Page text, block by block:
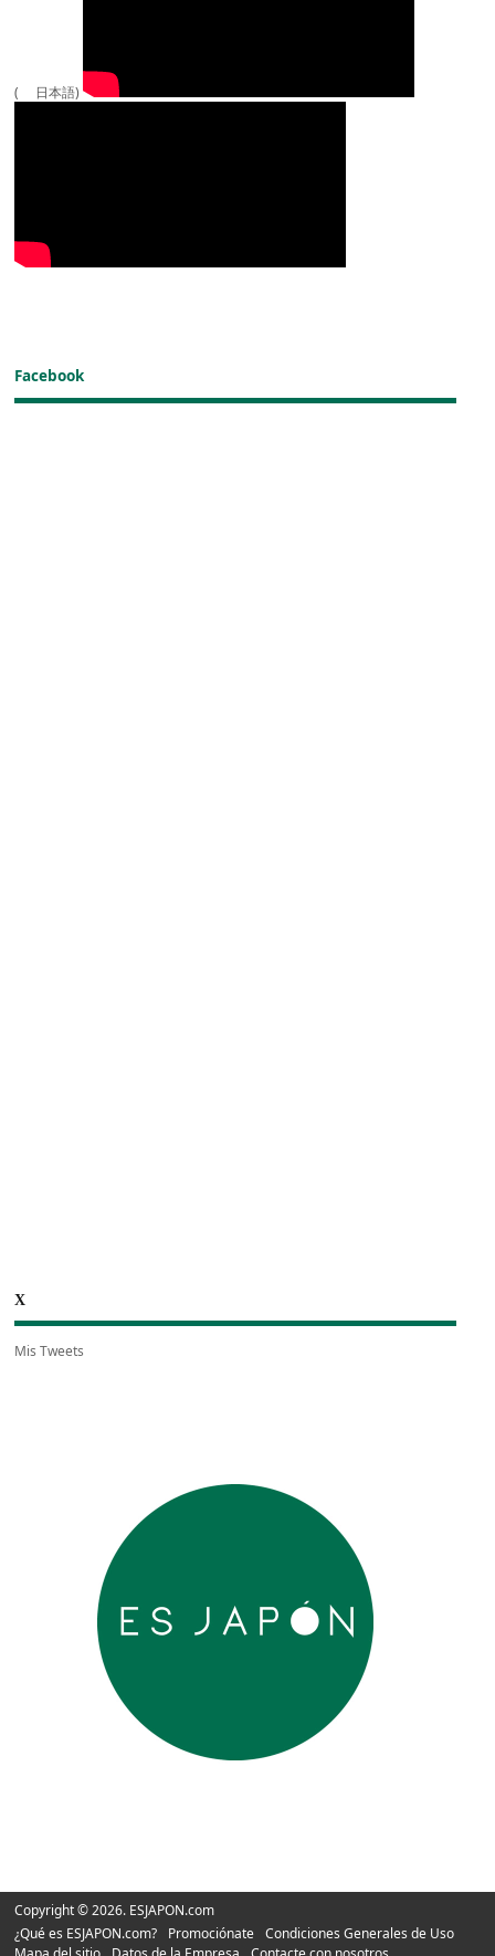
( 日本語)
Facebook
X
Mis Tweets
Copyright © 2026. ESJAPON.com
¿Qué es ESJAPON.com?
Promociónate
Condiciones Generales de Uso